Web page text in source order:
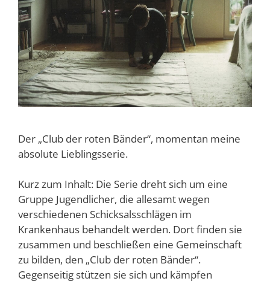
Der „Club der roten Bänder“, momentan meine
absolute Lieblingsserie.
Kurz zum Inhalt: Die Serie dreht sich um eine
Gruppe Jugendlicher, die allesamt wegen
verschiedenen Schicksalsschlägen im
Krankenhaus behandelt werden. Dort finden sie
zusammen und beschließen eine Gemeinschaft
zu bilden, den „Club der roten Bänder“.
Gegenseitig stützen sie sich und kämpfen